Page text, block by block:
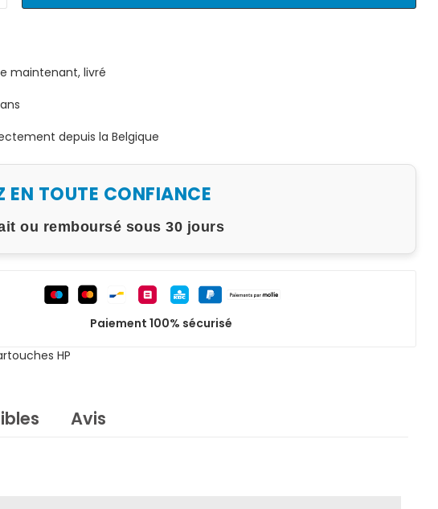
maintenant, livré
depuis la Belgique
EN TOUTE CONFIANCE
ou remboursé sous 30 jours
Paiement 100% sécurisé
HP
Avis